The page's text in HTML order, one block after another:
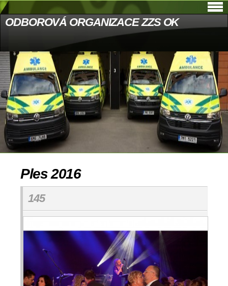
ODBOROVÁ ORGANIZACE ZZS OK
Ples 2016
145